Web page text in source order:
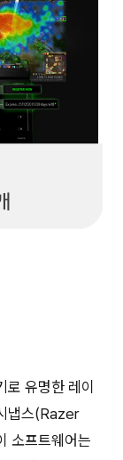
유명한 레이
냅스(Razer
소프트웨어는